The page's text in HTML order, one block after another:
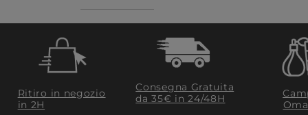
Ritiro in negozio
in 2H
Consegna Gratuita
da 35€​ in 24/48H